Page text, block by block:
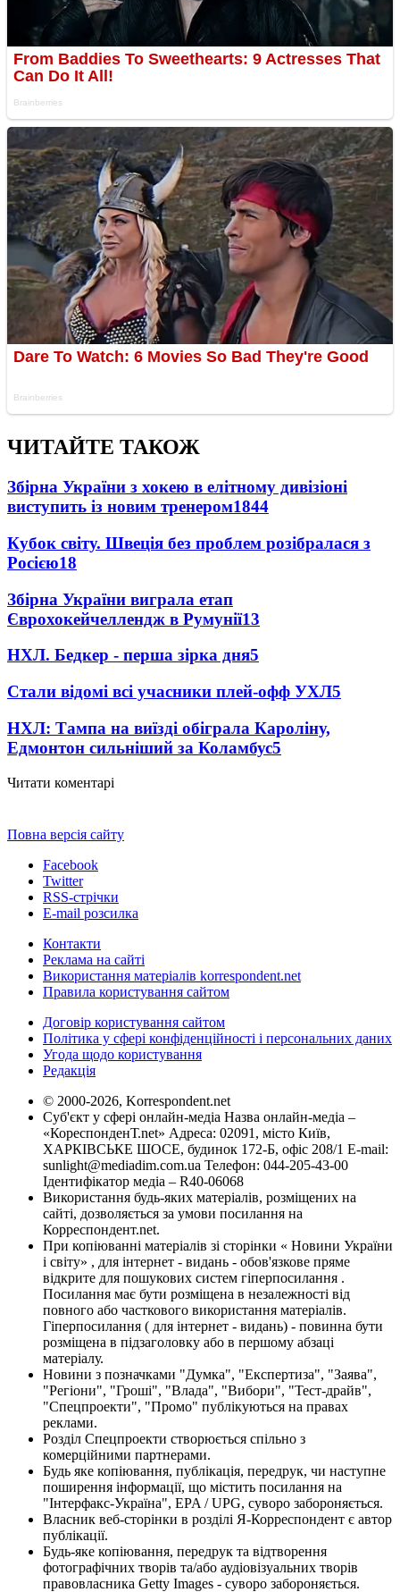
ЧИТАЙТЕ ТАКОЖ
Збірна України з хокею в елітному дивізіоні
виступить із новим тренером1844
Кубок світу. Швеція без проблем розібралася з
Росією18
Збірна України виграла етап
Єврохокейчеллендж в Румунії13
НХЛ. Бедкер - перша зірка дня5
Стали відомі всі учасники плей-офф УХЛ5
НХЛ: Тампа на виїзді обіграла Кароліну,
Едмонтон сильніший за Коламбус5
Читати коментарі
Повна версія сайту
Facebook
Twitter
RSS-стрічки
E-mail розсилка
Контакти
Реклама на сайті
Використання матеріалів korrespondent.net
Правила користування сайтом
Договір користування сайтом
Політика у сфері конфіденційності і персональних даних
Угода щодо користування
Редакція
© 2000-2026, Korrespondent.net
Суб'єкт у сфері онлайн-медіа Назва онлайн-медіа –
«КореспонденТ.net» Адреса: 02091, місто Київ,
ХАРКІВСЬКЕ ШОСЕ, будинок 172-Б, офіс 208/1 E-mail:
sunlight@mediadim.com.ua Телефон: 044-205-43-00
Ідентифікатор медіа – R40-06068
Використання будь-яких матеріалів, розміщених на
сайті, дозволяється за умови посилання на
Корреспондент.net.
При копіюванні матеріалів зі сторінки « Новини України
і світу» , для інтернет - видань - обов'язкове пряме
відкрите для пошукових систем гіперпосилання .
Посилання має бути розміщена в незалежності від
повного або часткового використання матеріалів.
Гіперпосилання ( для інтернет - видань) - повинна бути
розміщена в підзаголовку або в першому абзаці
матеріалу.
Новини з позначками "Думка", "Експертиза", "Заява",
"Регіони", "Гроші", "Влада", "Вибори", "Тест-драйв",
"Спецпроекти", "Промо" публікуються на правах
реклами.
Розділ Спецпроекти створюється спільно з
комерційними партнерами.
Будь яке копіювання, публікація, передрук, чи наступне
поширення інформації, що містить посилання на
"Інтерфакс-Україна", EPA / UPG, суворо забороняється.
Власник веб-сторінки в розділі Я-Корреспондент є автор
публікації.
Будь-яке копіювання, передрук та відтворення
фотографічних творів та/або аудіовізуальних творів
правовласника Getty Images - суворо забороняється.